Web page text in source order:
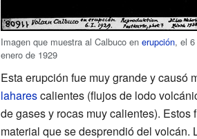
Imagen que muestra al Calbuco en erupción, el 6
enero de 1929
Esta erupción fue muy grande y causó
laharescalientes (flujos de lodo
de gases y rocas muy calientes).
material que se desprendió del volcán.